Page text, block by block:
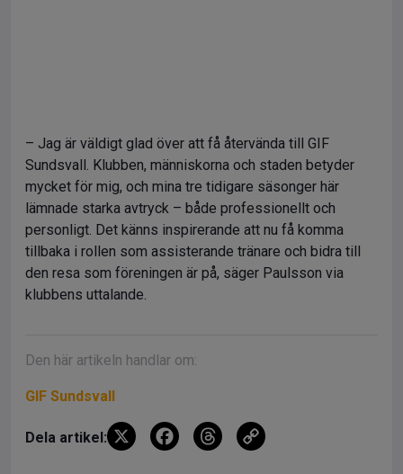
– Jag är väldigt glad över att få återvända till GIF
Sundsvall. Klubben, människorna och staden betyder
mycket för mig, och mina tre tidigare säsonger här
lämnade starka avtryck – både professionellt och
personligt. Det känns inspirerande att nu få komma
tillbaka i rollen som assisterande tränare och bidra till
den resa som föreningen är på, säger Paulsson via
klubbens uttalande.
Den här artikeln handlar om:
GIF Sundsvall
Dela artikel: X
F
T